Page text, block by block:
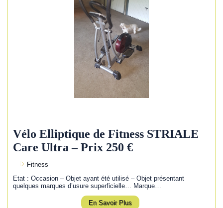
Vélo Elliptique de Fitness STRIALE
Care Ultra – Prix 250 €
Fitness
Etat : Occasion – Objet ayant été utilisé – Objet présentant
quelques marques d’usure superficielle… Marque…
En Savoir Plus